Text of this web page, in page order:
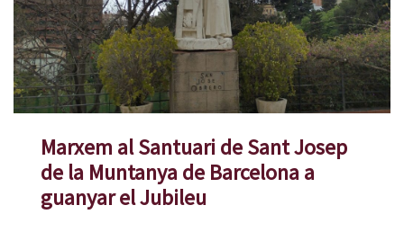
Marxem al Santuari de Sant Josep
de la Muntanya de Barcelona a
guanyar el Jubileu